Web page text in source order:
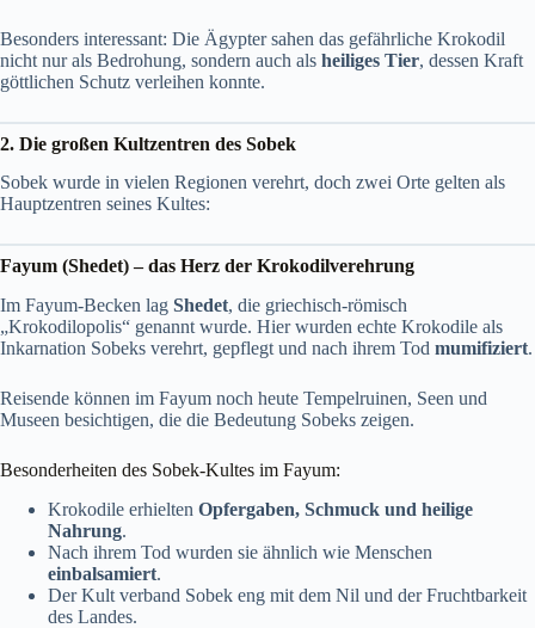
Besonders interessant: Die Ägypter sahen das gefährliche Krokodil
nicht nur als Bedrohung, sondern auch als heiliges Tier, dessen Kraft
göttlichen Schutz verleihen konnte.
2. Die großen Kultzentren des Sobek
Sobek wurde in vielen Regionen verehrt, doch zwei Orte gelten als
Hauptzentren seines Kultes:
Fayum (Shedet) – das Herz der Krokodilverehrung
Im Fayum-Becken lag Shedet, die griechisch-römisch
„Krokodilopolis“ genannt wurde. Hier wurden echte Krokodile als
Inkarnation Sobeks verehrt, gepflegt und nach ihrem Tod mumifiziert.
Reisende können im Fayum noch heute Tempelruinen, Seen und
Museen besichtigen, die die Bedeutung Sobeks zeigen.
Besonderheiten des Sobek-Kultes im Fayum:
Krokodile erhielten Opfergaben, Schmuck und heilige
Nahrung.
Nach ihrem Tod wurden sie ähnlich wie Menschen
einbalsamiert.
Der Kult verband Sobek eng mit dem Nil und der Fruchtbarkeit
des Landes.